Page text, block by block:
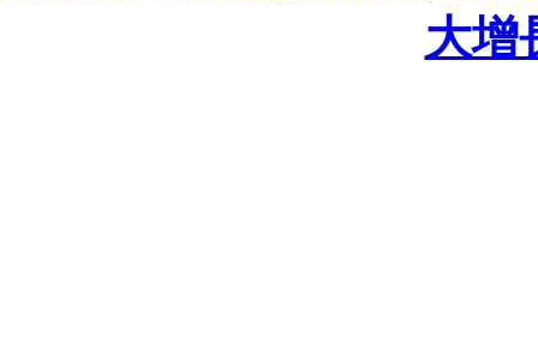
大增